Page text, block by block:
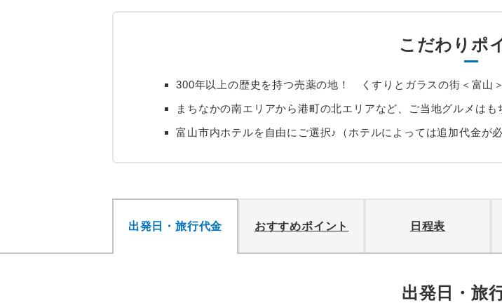
こだわりポ
300年以上の歴史を持つ売薬の地！ くすりとガラスの街＜富山
まちなかの南エリアから港町の北エリアなど、ご当地グルメは
富山市内ホテルを自由にご選択♪（ホテルによっては追加代金が
出発日・旅行代金 おすすめポイント 日程表
出発日・旅